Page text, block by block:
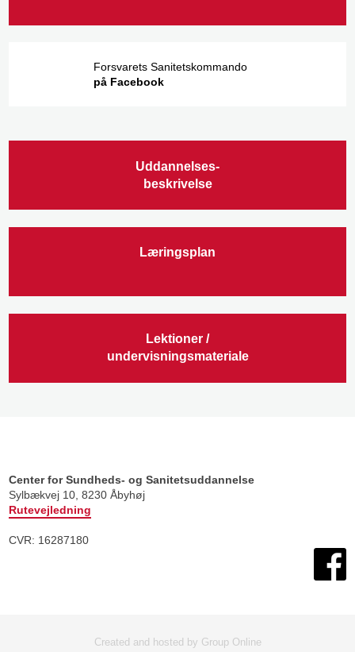
Forsvarets Sanitetskommando
på Facebook​
Uddannelses-
​beskrivelse​
Læringsplan
Lektioner /
undervisningsmateriale​
Center for Sundheds- og Sanitetsuddannelse
​Sylbækvej 10, 8230 Åbyhøj
Rutevejledning
CVR: 16287180​
Created and hosted by Group Online